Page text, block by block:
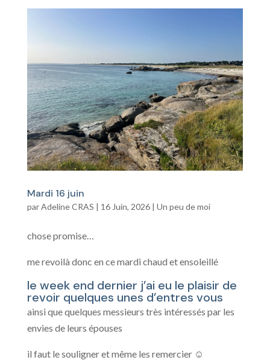
Mardi 16 juin
parAdeline CRAS | 16 Juin, 2026| Un peu de moi
chose promise…
me revoilà donc en ce mardi chaud et ensoleillé
le week end dernier j’ai eu le plaisir de
revoir quelques unes d’entres vous
ainsi que quelques messieurs très intéressés par les
envies de leurs épouses
il faut le souligner et même les remercier ☺️